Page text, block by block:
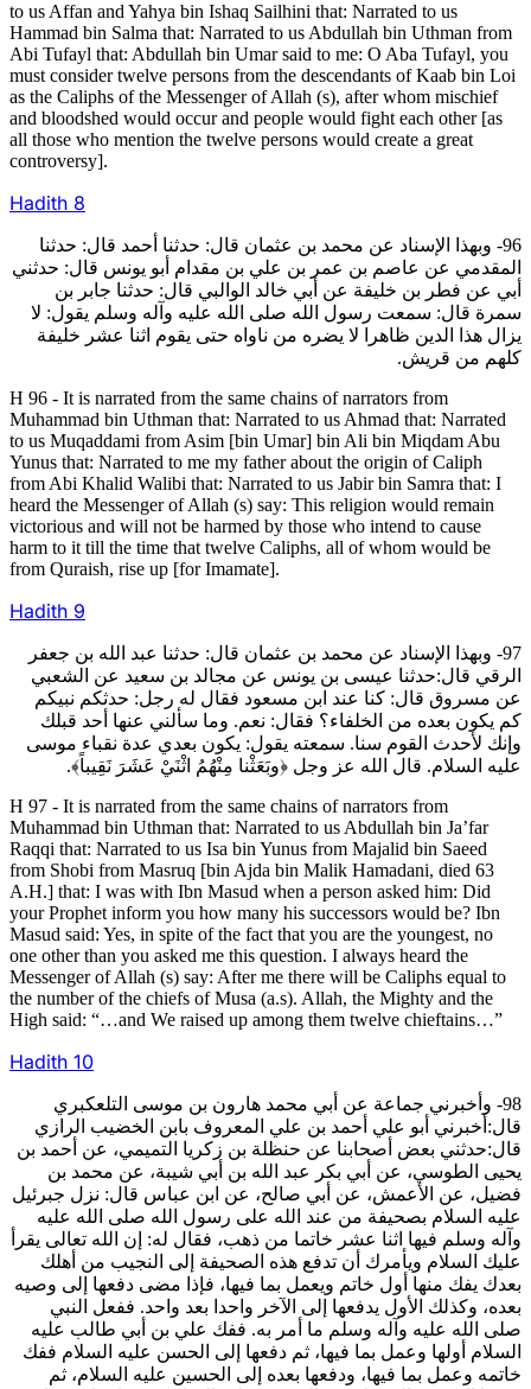
to us Affan and Yahya bin Ishaq Sailhini that: Narrated to us
Hammad bin Salma that: Narrated to us Abdullah bin Uthman from
Abi Tufayl that: Abdullah bin Umar said to me: O Aba Tufayl, you
must consider twelve persons from the descendants of Kaab bin Loi
as the Caliphs of the Messenger of Allah (s), after whom mischief
and bloodshed would occur and people would fight each other [as
all those who mention the twelve persons would create a great
controversy].
Hadith 8
96- وبهذا الإسناد عن محمد بن عثمان قال: حدثنا أحمد قال: حدثنا
المقدمي عن عاصم بن عمر بن علي بن مقدام أبو يونس قال: حدثني
أبي عن فطر بن خليفة عن أبي خالد الوالبي قال: حدثنا جابر بن
سمرة قال: سمعت رسول الله صلى الله عليه وآله وسلم يقول: لا
يزال هذا الدين ظاهرا لا يضره من ناواه حتى يقوم اثنا عشر خليفة
كلهم من قريش.
H 96 - It is narrated from the same chains of narrators from
Muhammad bin Uthman that: Narrated to us Ahmad that: Narrated
to us Muqaddami from Asim [bin Umar] bin Ali bin Miqdam Abu
Yunus that: Narrated to me my father about the origin of Caliph
from Abi Khalid Walibi that: Narrated to us Jabir bin Samra that: I
heard the Messenger of Allah (s) say: This religion would remain
victorious and will not be harmed by those who intend to cause
harm to it till the time that twelve Caliphs, all of whom would be
from Quraish, rise up [for Imamate].
Hadith 9
97- وبهذا الإسناد عن محمد بن عثمان قال: حدثنا عبد الله بن جعفر
الرقي قال:حدثنا عيسى بن يونس عن مجالد بن سعيد عن الشعبي
عن مسروق قال: كنا عند ابن مسعود فقال له رجل: حدثكم نبيكم
كم يكون بعده من الخلفاء؟ فقال: نعم. وما سألني عنها أحد قبلك
وإنك لأحدث القوم سنا. سمعته يقول: يكون بعدي عدة نقباء موسى
عليه السلام. قال الله عز وجل ﴿وبَعَثْنا مِنْهُمُ اثْنَيْ عَشَرَ نَقِيباً﴾.
H 97 - It is narrated from the same chains of narrators from
Muhammad bin Uthman that: Narrated to us Abdullah bin Ja’far
Raqqi that: Narrated to us Isa bin Yunus from Majalid bin Saeed
from Shobi from Masruq [bin Ajda bin Malik Hamadani, died 63
A.H.] that: I was with Ibn Masud when a person asked him: Did
your Prophet inform you how many his successors would be? Ibn
Masud said: Yes, in spite of the fact that you are the youngest, no
one other than you asked me this question. I always heard the
Messenger of Allah (s) say: After me there will be Caliphs equal to
the number of the chiefs of Musa (a.s). Allah, the Mighty and the
High said: “…and We raised up among them twelve chieftains…”
Hadith 10
98- وأخبرني جماعة عن أبي محمد هارون بن موسى التلعكبري
قال:أخبرني أبو علي أحمد بن علي المعروف بابن الخضيب الرازي
قال:حدثني بعض أصحابنا عن حنظلة بن زكريا التميمي، عن أحمد بن
يحيى الطوسي، عن أبي بكر عبد الله بن أبي شيبة، عن محمد بن
فضيل، عن الأعمش، عن أبي صالح، عن ابن عباس قال: نزل جبرئيل
عليه السلام بصحيفة من عند الله على رسول الله صلى الله عليه
وآله وسلم فيها اثنا عشر خاتما من ذهب، فقال له: إن الله تعالى يقرأ
عليك السلام ويأمرك أن تدفع هذه الصحيفة إلى النجيب من أهلك
بعدك يفك منها أول خاتم ويعمل بما فيها، فإذا مضى دفعها إلى وصيه
بعده، وكذلك الأول يدفعها إلى الآخر واحدا بعد واحد. ففعل النبي
صلى الله عليه وآله وسلم ما أمر به. ففك علي بن أبي طالب عليه
السلام أولها وعمل بما فيها، ثم دفعها إلى الحسن عليه السلام ففك
خاتمه وعمل بما فيها، ودفعها بعده إلى الحسين عليه السلام، ثم